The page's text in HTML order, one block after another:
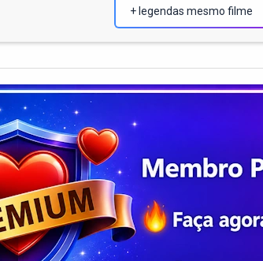
+ legendas mesmo filme